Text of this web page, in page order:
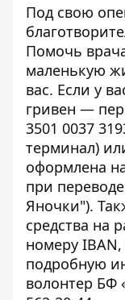
Под свою
Помочь
маленькую
вас. Если у
гривен —
3501 0037
терминал)
оформлена
при
Яночки").
средства на
номеру
подробную
волонтер БФ